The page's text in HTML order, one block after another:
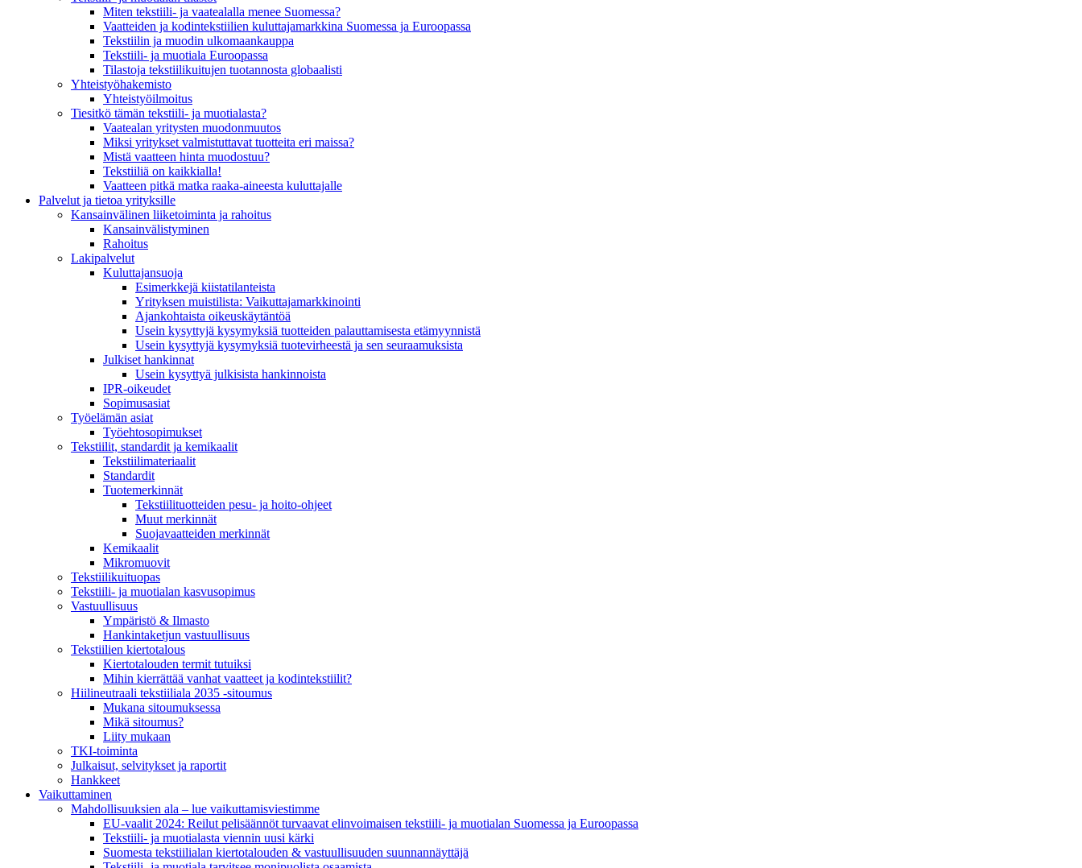
Miten tekstiili- ja vaatealalla menee Suomessa?
Vaatteiden ja kodintekstiilien kuluttajamarkkina Suomessa ja Euroopassa
Tekstiilin ja muodin ulkomaankauppa
Tekstiili- ja muotiala Euroopassa
Tilastoja tekstiilikuitujen tuotannosta globaalisti
Yhteistyö­hakemisto
Yhteistyöilmoitus
Tiesitkö tämän tekstiili- ja muotialasta?
Vaatealan yritysten muodonmuutos
Miksi yritykset valmistuttavat tuotteita eri maissa?
Mistä vaatteen hinta muodostuu?
Tekstiiliä on kaikkialla!
Vaatteen pitkä matka raaka-aineesta kuluttajalle
Palvelut ja tietoa yrityksille
Kansainvälinen liiketoiminta ja rahoitus
Kansain­välistyminen
Rahoitus
Lakipalvelut
Kuluttajansuoja
Esimerkkejä kiistatilanteista
Yrityksen muistilista: Vaikuttaja­markkinointi
Ajankohtaista oikeuskäytäntöä
Usein kysyttyjä kysymyksiä tuotteiden palauttamisesta etämyynnistä
Usein kysyttyjä kysymyksiä tuotevirheestä ja sen seuraamuksista
Julkiset hankinnat
Usein kysyttyä julkisista hankinnoista
IPR-oikeudet
Sopimusasiat
Työelämän asiat
Työehto­sopimukset
Tekstiilit, standardit ja kemikaalit
Tekstiilimateriaalit
Standardit
Tuotemerkinnät
Tekstiilituotteiden pesu- ja hoito-ohjeet
Muut merkinnät
Suojavaatteiden merkinnät
Kemikaalit
Mikromuovit
Tekstiilikuitu­opas
Tekstiili- ja muotialan kasvusopimus
Vastuullisuus
Ympäristö & Ilmasto
Hankintaketjun vastuullisuus
Tekstiilien kiertotalous
Kiertotalouden termit tutuiksi
Mihin kierrättää vanhat vaatteet ja kodintekstiilit?
Hiilineutraali tekstiiliala 2035 -sitoumus
Mukana sitoumuksessa
Mikä sitoumus?
Liity mukaan
TKI-toiminta
Julkaisut, selvitykset ja raportit
Hankkeet
Vaikuttaminen
Mahdollisuuksien ala – lue vaikuttamis­viestimme
EU-vaalit 2024: Reilut pelisäännöt turvaavat elinvoimaisen tekstiili- ja muotialan Suomessa ja Euroopassa
Tekstiili- ja muotialasta viennin uusi kärki
Suomesta tekstiilialan kiertotalouden & vastuullisuuden suunnannäyttäjä